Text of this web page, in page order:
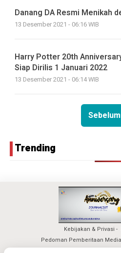
Danang DA Resmi Menikah
13 Desember 2021 - 06:16 WIB
Harry Potter 20th
Siap Dirilis 1 Januari 2022
13 Desember 2021 - 06:14 WIB
Trending
Kebijakan & Privasi
Pedoman Pemberitaan